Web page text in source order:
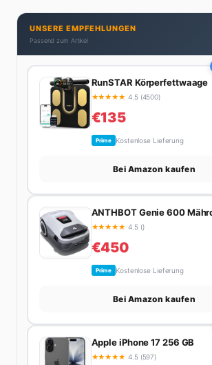
UNSERE EMPFEHLUNGEN
Passend zum Artikel
RunSTAR Körperfettwaage
★★★★★ 4.5 (4500)
€135
Prime Kostenlose Lieferung
Bei Amazon kaufen
ANTHBOT Genie 600
★★★★★ 4.5 ()
€450
Prime Kostenlose Lieferung
Bei Amazon kaufen
Apple iPhone 17 256 GB
★★★★★ 4.5 (597)